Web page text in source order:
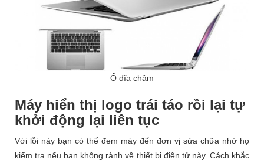
Ổ đĩa chậm
Máy hiển thị logo trái táo rồi lại tự
khởi động lại liên tục
Với lỗi này bạn có thể đem máy đến đơn vị sửa chữa nhờ họ
kiểm tra nếu bạn không rành về thiết bị điện tử này. Cách khắc